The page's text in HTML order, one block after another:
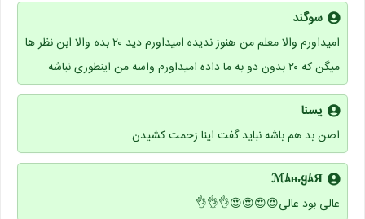
سوگند
امیداورم والا معلم من هنوز ندیده امیداورم دید ۲۰ بده والا ابن نظر ها
میگن که ۲۰ بدون دو به ما داده امیداورم واسه من اینطوری نباشه
یسنا
اصن بد هم باشه نباید گفت اینا زحمت کشیدن
ℳﾑԋყﾑЯ
عالی بود عالی😍😍😍😍👌👌👌